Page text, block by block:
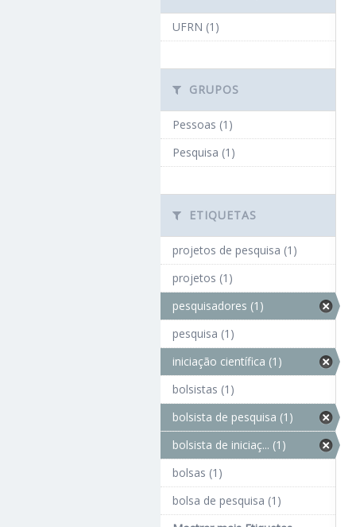
UFRN (1)
GRUPOS
Pessoas (1)
Pesquisa (1)
ETIQUETAS
projetos de pesquisa (1)
projetos (1)
pesquisadores (1)
pesquisa (1)
iniciação científica (1)
bolsistas (1)
bolsista de pesquisa (1)
bolsista de iniciaç... (1)
bolsas (1)
bolsa de pesquisa (1)